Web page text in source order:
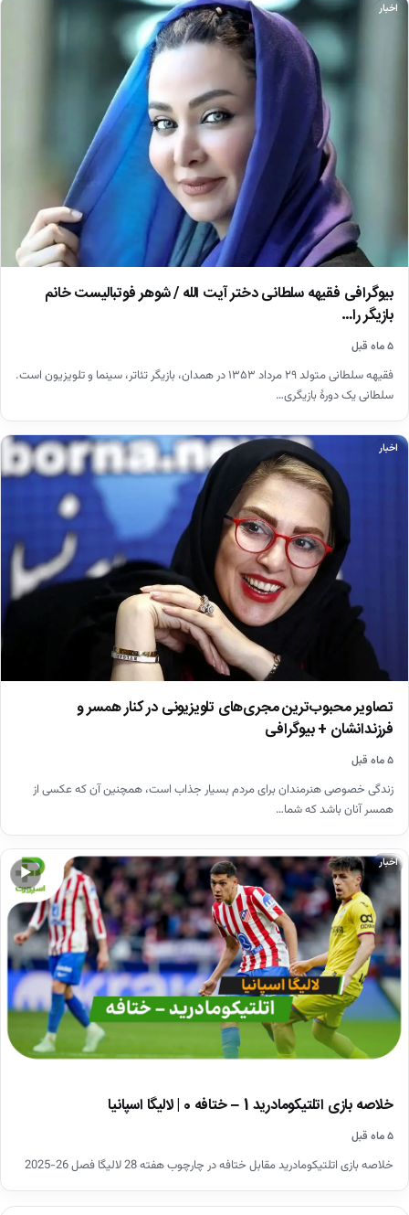
اخبار
بیوگرافی فقیهه سلطانی دختر آیت الله / شوهر فوتبالیست خانم
بازیگر را…
۵ ماه قبل
فقیهه سلطانی متولد ۲۹ مرداد ۱۳۵۳ در همدان، بازیگر تئاتر، سینما و تلویزیون است.
سلطانی یک دورهٔ بازیگری…
اخبار
تصاویر محبوب‌ترین مجری‌های تلویزیونی در کنار همسر و
فرزندانشان + بیوگرافی
۵ ماه قبل
زندگی خصوصی هنرمندان برای مردم بسیار جذاب است، همچنین آن که عکسی از
همسر آنان باشد که شما…
▶
اخبار
خلاصه بازی اتلتیکومادرید 1 – ختافه 0 | لالیگا اسپانیا
۵ ماه قبل
خلاصه بازی اتلتیکومادرید مقابل ختافه در چارچوب هفته 28 لالیگا فصل 26-2025